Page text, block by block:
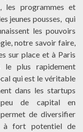
les programmes et
jeunes pousses, qui
les pouvoirs
notre savoir faire,
sur place et à Paris
le plus rapidement
qui est le véritable
dans les startups
de capital en
permet de diversifier
à fort potentiel de